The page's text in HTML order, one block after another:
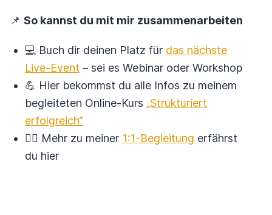
📌 So kannst du mit mir zusammenarbeiten
💻 Buch dir deinen Platz für das nächste
Live-Event – sei es Webinar oder Workshop
💪 Hier bekommst du alle Infos zu meinem
begleiteten Online-Kurs „Strukturiert
erfolgreich“
🙋‍♀️ Mehr zu meiner 1:1-Begleitung erfährst
du hier